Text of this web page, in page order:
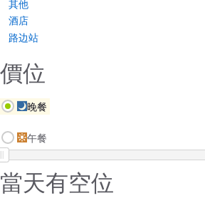
其他
酒店
路边站
價位
晚餐
午餐
當天有空位